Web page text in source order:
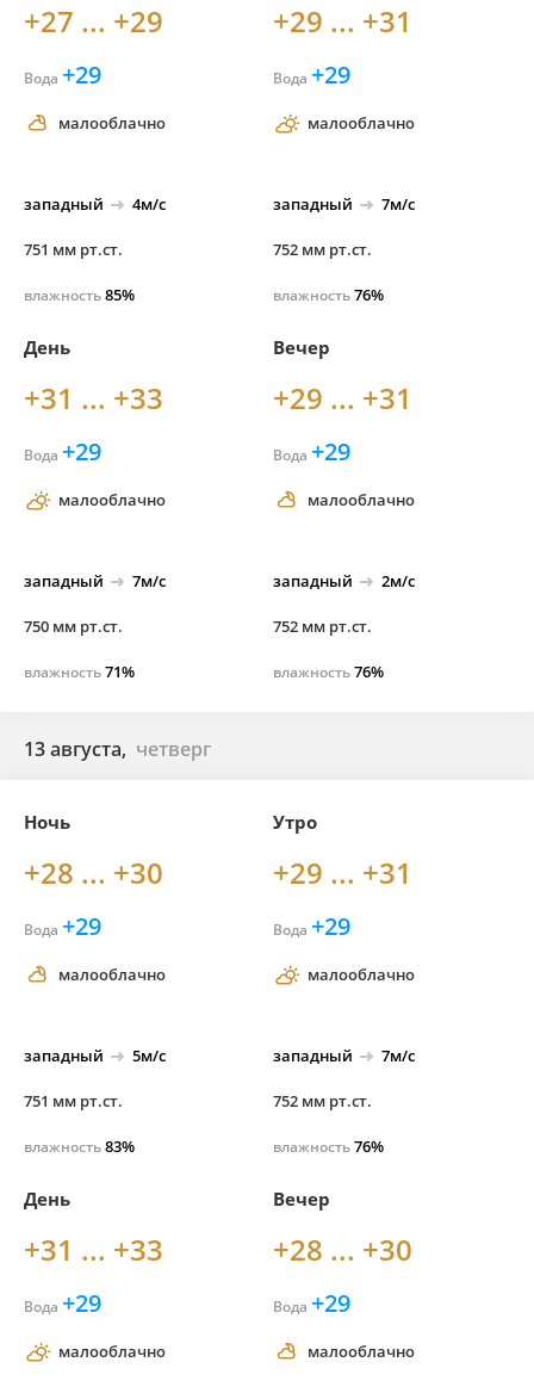
+27 ... +29
Вода +29
малооблачно
западный 4м/с
751 мм рт.ст.
влажность85%
+29 ... +31
Вода +29
малооблачно
западный 7м/с
752 мм рт.ст.
влажность76%
День
+31 ... +33
Вода +29
малооблачно
западный 7м/с
750 мм рт.ст.
влажность71%
Вечер
+29 ... +31
Вода +29
малооблачно
западный 2м/с
752 мм рт.ст.
влажность76%
13 августа, четверг
Ночь
+28 ... +30
Вода +29
малооблачно
западный 5м/с
751 мм рт.ст.
влажность83%
Утро
+29 ... +31
Вода +29
малооблачно
западный 7м/с
752 мм рт.ст.
влажность76%
День
+31 ... +33
Вода +29
малооблачно
Вечер
+28 ... +30
Вода +29
малооблачно